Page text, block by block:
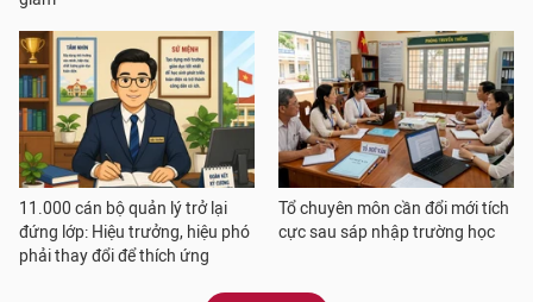
11.000 cán bộ quản lý trở lại
đứng lớp: Hiệu trưởng, hiệu phó
phải thay đổi để thích ứng
Tổ chuyên môn cần đổi mới tích
cực sau sáp nhập trường học